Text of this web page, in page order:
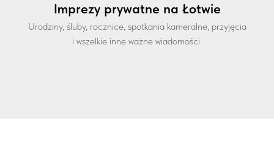
Imprezy prywatne na Łotwie
Urodziny, śluby, rocznice, spotkania kameralne, przyjęcia
i wszelkie inne ważne wiadomości.